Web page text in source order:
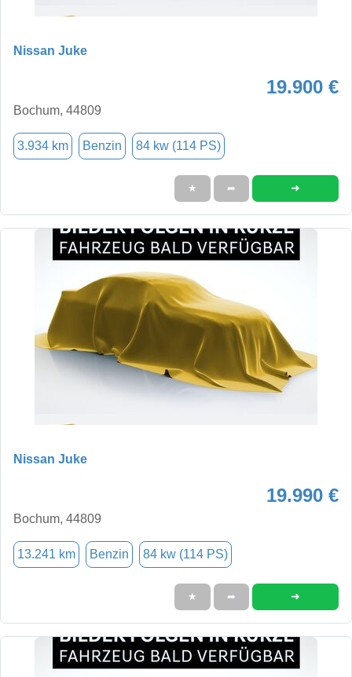
Nissan Juke
19.900 €
Bochum, 44809
3.934 km Benzin 84 kw (114 PS)
★ ➦ ➜
Nissan Juke
19.990 €
Bochum, 44809
13.241 km Benzin 84 kw (114 PS)
★ ➦ ➜